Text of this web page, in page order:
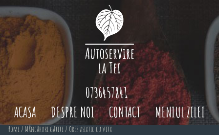
ACASA DESPRE NOI CONTACT MENIUL ZILEI
0736457841
Home / Mâncăruri gătite / Orez asiatic cu vita